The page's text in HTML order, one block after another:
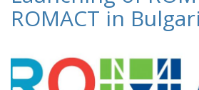
ROMACT in